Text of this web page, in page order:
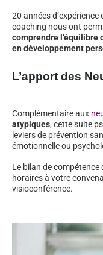
20 années
coaching nous ont
comprendre l’équilibre
en développement
L’apport des
Complémentaire aux
atypiques, cette suite
leviers de prévention
émotionnelle ou
Le bilan de compétence
horaires à votre
visioconférence.